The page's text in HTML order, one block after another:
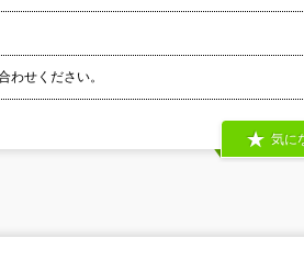
せください。
気に